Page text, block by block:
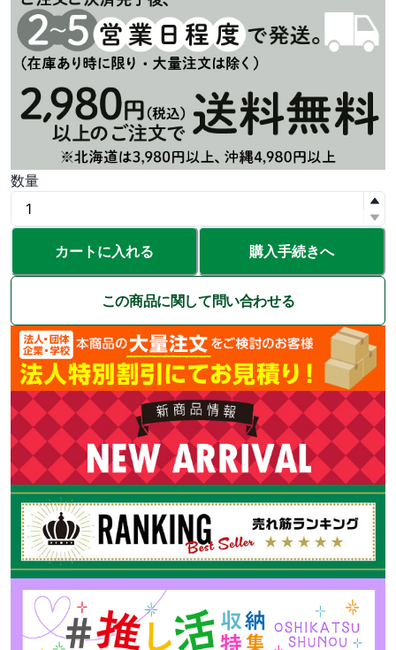
数量
カートに入れる 購入手続きへ
この商品に関して問い合わせる